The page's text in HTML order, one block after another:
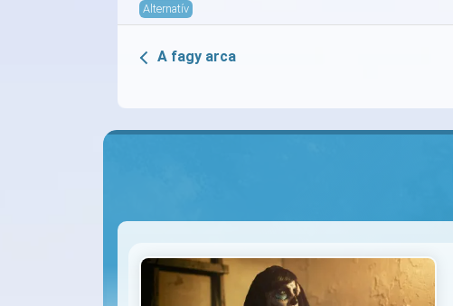
Alternatív
A fagy arca